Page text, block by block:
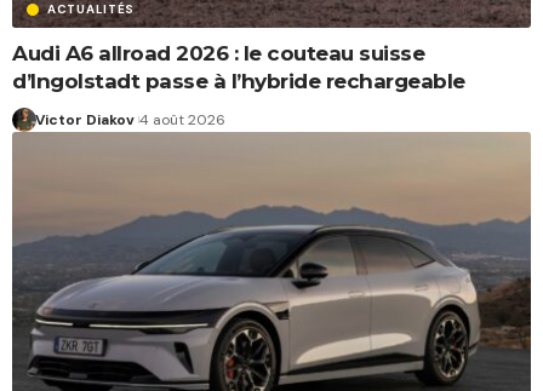
ACTUALITÉS
Audi A6 allroad 2026 : le couteau suisse
d’Ingolstadt passe à l’hybride rechargeable
Victor Diakov 4 août 2026